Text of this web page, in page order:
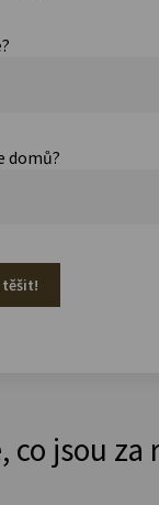
domů?
těšit!
co jsou za